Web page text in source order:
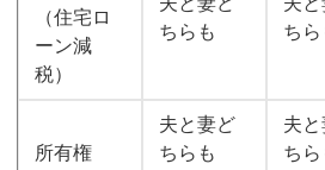
（住宅ロ
ーン減
税）
ちらも
ちら
所有権
夫と妻ど
ちらも
夫
ちら